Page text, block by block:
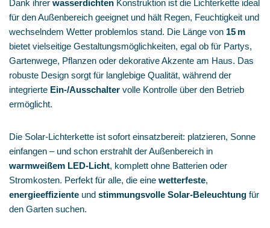
Dank ihrer wasserdichten Konstruktion ist die Lichterkette ideal
für den Außenbereich geeignet und hält Regen, Feuchtigkeit und
wechselndem Wetter problemlos stand. Die Länge von 15 m
bietet vielseitige Gestaltungsmöglichkeiten, egal ob für Partys,
Gartenwege, Pflanzen oder dekorative Akzente am Haus. Das
robuste Design sorgt für langlebige Qualität, während der
integrierte Ein‑/Ausschalter volle Kontrolle über den Betrieb
ermöglicht.
Die Solar‑Lichterkette ist sofort einsatzbereit: platzieren, Sonne
einfangen – und schon erstrahlt der Außenbereich in
warmweißem LED‑Licht, komplett ohne Batterien oder
Stromkosten. Perfekt für alle, die eine wetterfeste,
energieeffiziente und stimmungsvolle Solar‑Beleuchtung für
den Garten suchen.